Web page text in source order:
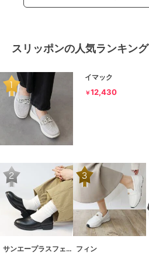
スリッポンの人気ランキング
イマック
￥12,430
サンエープラスフェミニン フィン